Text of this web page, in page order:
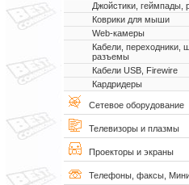
Джойстики, геймпады,
Коврики для мыши
Web-камеры
Кабели, переходники,
разъемы
Кабели USB, Firewire
Кардридеры
Сетевое оборудование
Телевизоры и плазмы
Проекторы и экраны
Телефоны, факсы,